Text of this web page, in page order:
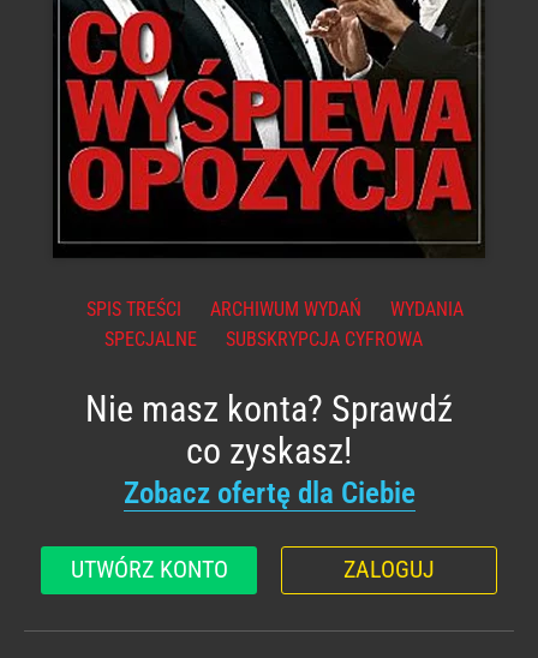
SPIS TREŚCI ARCHIWUM WYDAŃ
WYDANIA
SPECJALNE
SUBSKRYPCJA CYFROWA
Nie masz konta? Sprawdź
co zyskasz!
Zobacz ofertę dla Ciebie
UTWÓRZ KONTO ZALOGUJ